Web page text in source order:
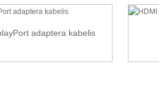
adaptera kabelis